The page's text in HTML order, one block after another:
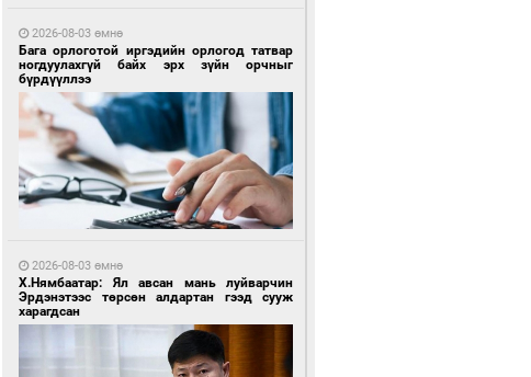
1 өдрийн өмнө өмнө
Нарны эрчим хүчээр гэрэлтдэг үйлдвэр
2026-08-03 өмнө
Бага орлоготой иргэдийн орлогод татвар
ногдуулахгүй байх эрх зүйн орчныг
бүрдүүллээ
2026-08-03 өмнө
Х.Нямбаатар: Ял авсан мань луйварчин
Эрдэнэтээс төрсөн алдартан гээд сууж
харагдсан